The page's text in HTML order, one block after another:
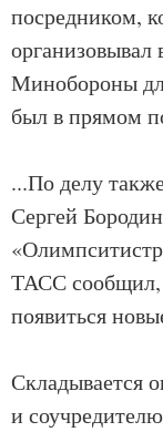
посредником,
организовывал
Минобороны
был в прямом
...По делу
Сергей
ТАСС сообщил,
появиться
Складывается
и